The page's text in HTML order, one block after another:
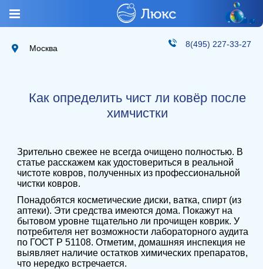
Москва 8(495) 227-33-27
Как определить чист ли ковёр после
химчистки
Зрительно свежее не всегда очищено полностью. В
статье расскажем как удостовериться в реальной
чистоте ковров, полученных из профессиональной
чистки ковров.
Понадобятся косметические диски, ватка, спирт (из
аптеки). Эти средства имеются дома. Покажут на
бытовом уровне тщательно ли прочищен коврик. У
потребителя нет возможности лабораторного аудита
по ГОСТ Р 51108. Отметим, домашняя инспекция не
выявляет наличие остатков химических препаратов,
что нередко встречается.